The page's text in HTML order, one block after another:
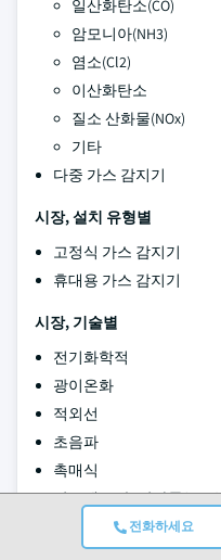
전화하세요
일산화탄소(CO)
암모니아(NH3)
염소(Cl2)
이산화탄소
질소 산화물(NOx)
기타
다중 가스 감지기
시장, 설치 유형별
고정식 가스 감지기
휴대용 가스 감지기
시장, 기술별
전기화학적
광이온화
적외선
초음파
촉매식
반도체/금속 산화물(MOS)